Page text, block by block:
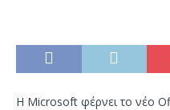
Η Microsoft φέρνει το νέο